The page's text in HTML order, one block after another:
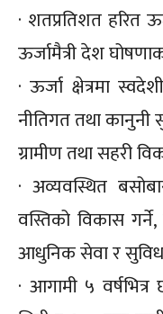
· शतप्रतिशत हरित
ऊर्जामैत्री देश
· ऊर्जा क्षेत्रमा
नीतिगत तथा कानुनी
ग्रामीण तथा सहरी
· अव्यवस्थित
वस्तिको विकास
आधुनिक सेवा र
· आगामी ५